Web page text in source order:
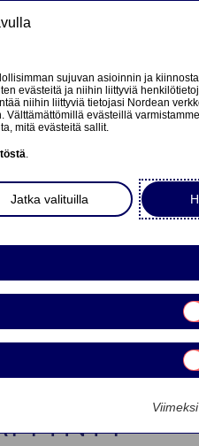
Sijoittajat Uutiset &
sujuvan asioinnin ja
evästeitä ja niihin liittyviä
niihin liittyviä tietojasi Nordean
evästeillä
mitä evästeitä sallit.
.
Jatka valituilla